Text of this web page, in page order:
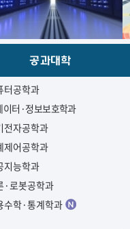
공과대학
터공학과
이터·정보보호학과
전자공학과
제어공학과
지능학과
·로봇공학과
수학·통계학과